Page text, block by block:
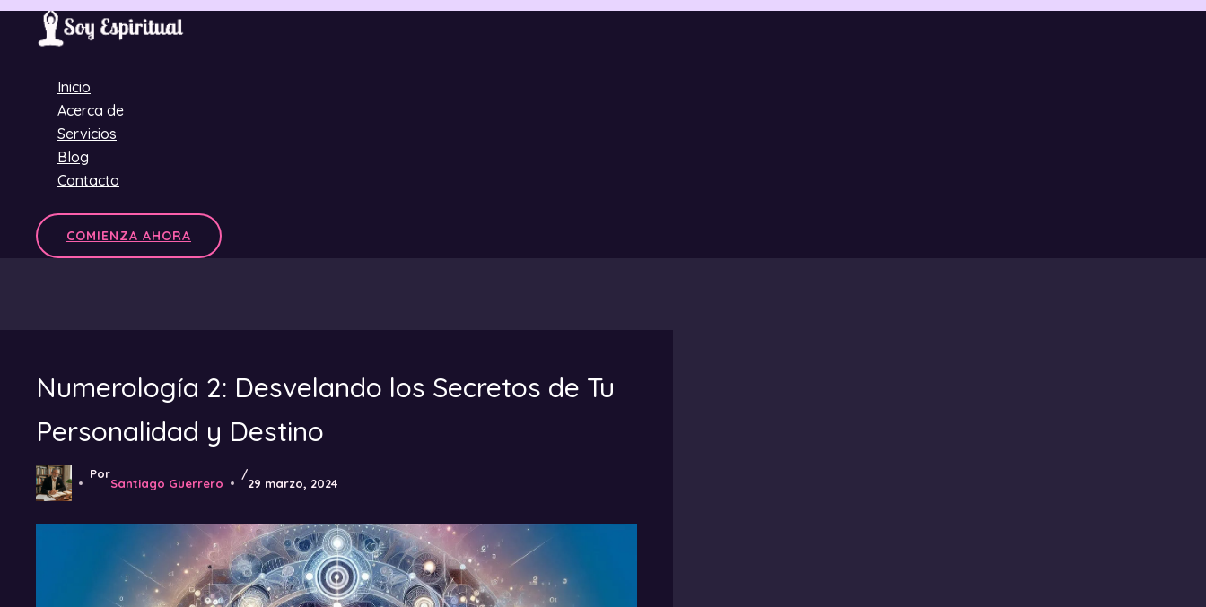
Ir
Inicio
Acerca de
Servicios
Blog
Contacto
COMIENZA AHORA
Numerología 2: Desvelando los Secretos de Tu
Personalidad y Destino
Por
Santiago Guerrero
/
29 marzo, 2024